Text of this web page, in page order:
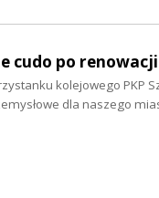
cudo po
kolejowego PKP
dla naszego